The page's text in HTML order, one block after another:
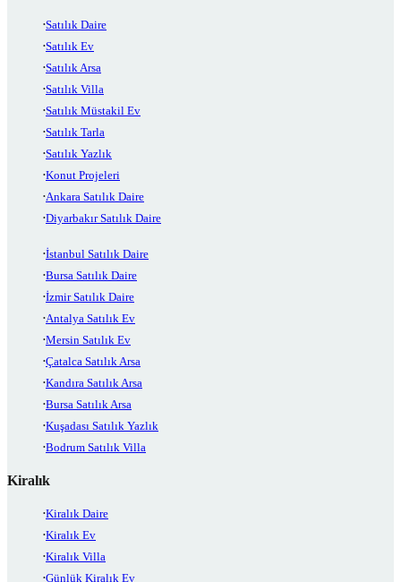
Satılık Daire
Satılık Ev
Satılık Arsa
Satılık Villa
Satılık Müstakil Ev
Satılık Tarla
Satılık Yazlık
Konut Projeleri
Ankara Satılık Daire
Diyarbakır Satılık Daire
İstanbul Satılık Daire
Bursa Satılık Daire
İzmir Satılık Daire
Antalya Satılık Ev
Mersin Satılık Ev
Çatalca Satılık Arsa
Kandıra Satılık Arsa
Bursa Satılık Arsa
Kuşadası Satılık Yazlık
Bodrum Satılık Villa
Kiralık
Kiralık Daire
Kiralık Ev
Kiralık Villa
Günlük Kiralık Ev